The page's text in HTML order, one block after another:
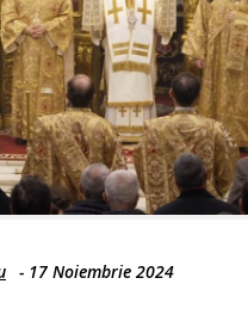
- 17 Noiembrie 2024